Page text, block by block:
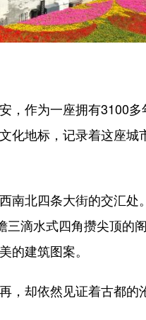
作为一座拥有3100多
化地标，记录着这座城
北四条大街的交汇处
三滴水式四角攒尖顶的
的建筑图案。
却依然见证着古都的